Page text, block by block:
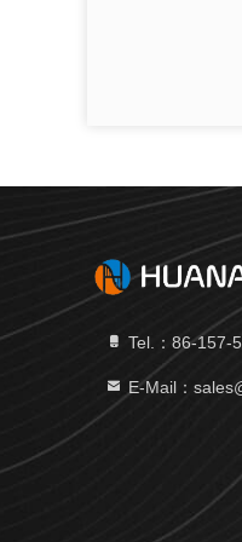
Tel.：86-157-
E-Mail：